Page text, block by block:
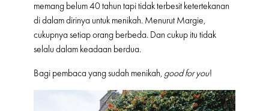
memang belum 40 tahun tapi tidak terbesit ketertekanan
di dalam dirinya untuk menikah. Menurut Margie,
cukupnya setiap orang berbeda. Dan cukup itu tidak
selalu dalam keadaan berdua.
Bagi pembaca yang sudah menikah, good for you!